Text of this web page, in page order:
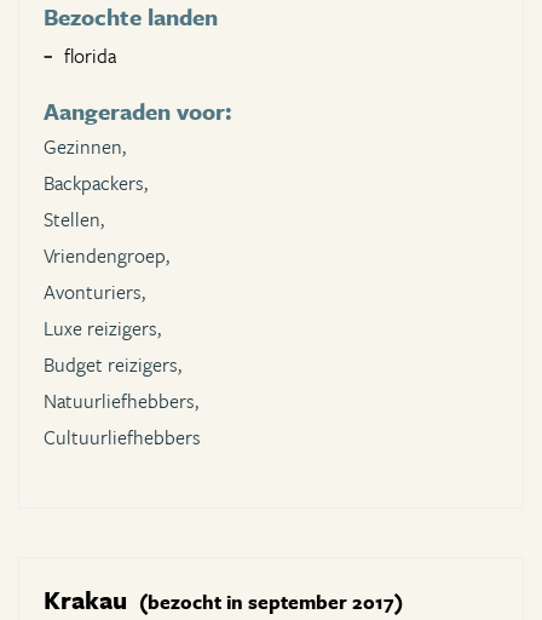
Bezochte landen
florida
Aangeraden voor:
Gezinnen,
Backpackers,
Stellen,
Vriendengroep,
Avonturiers,
Luxe reizigers,
Budget reizigers,
Natuurliefhebbers,
Cultuurliefhebbers
Krakau (bezocht in september 2017)